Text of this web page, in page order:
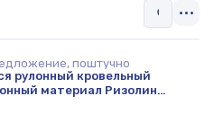
поштучно
рулонный кровельный
материал Ризолин